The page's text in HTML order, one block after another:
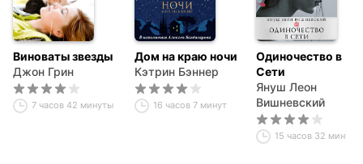
Виноваты звезды
Джон Грин
7 часов 42 минуты
Дом на краю ночи
Кэтрин Бэннер
16 часов 7 минут
Одиночество в
Сети
Януш Леон
Вишневский
15 часов 32 минуты